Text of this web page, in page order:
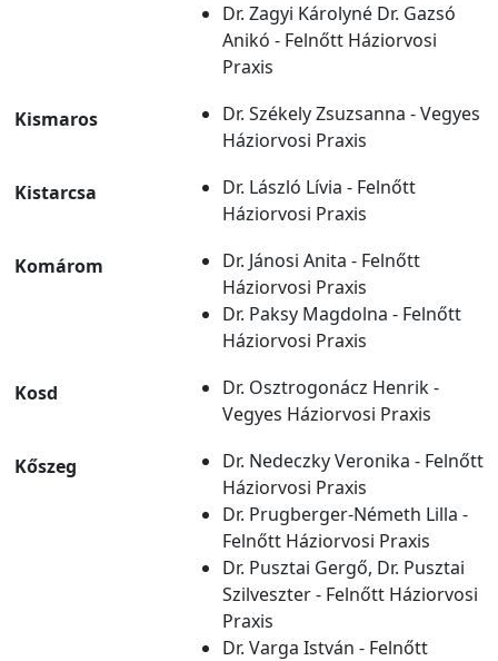
Dr. Zagyi Károlyné Dr. Gazsó
Anikó - Felnőtt Háziorvosi
Praxis
Kismaros
Dr. Székely Zsuzsanna - Vegyes
Háziorvosi Praxis
Kistarcsa
Dr. László Lívia - Felnőtt
Háziorvosi Praxis
Komárom
Dr. Jánosi Anita - Felnőtt
Háziorvosi Praxis
Dr. Paksy Magdolna - Felnőtt
Háziorvosi Praxis
Kosd
Dr. Osztrogonácz Henrik -
Vegyes Háziorvosi Praxis
Kőszeg
Dr. Nedeczky Veronika - Felnőtt
Háziorvosi Praxis
Dr. Prugberger-Németh Lilla -
Felnőtt Háziorvosi Praxis
Dr. Pusztai Gergő, Dr. Pusztai
Szilveszter - Felnőtt Háziorvosi
Praxis
Dr. Varga István - Felnőtt